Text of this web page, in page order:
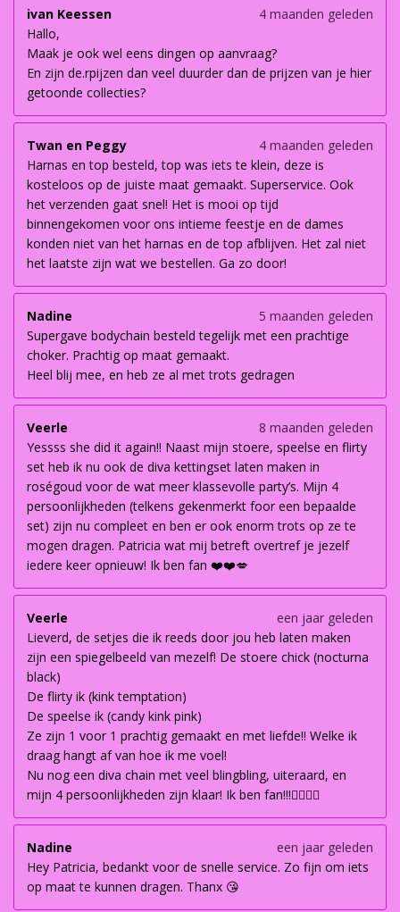
ivan Keessen
4 maanden geleden
Hallo,
Maak je ook wel eens dingen op aanvraag?
En zijn de.rpijzen dan veel duurder dan de prijzen van je hier
getoonde collecties?
Twan en Peggy
4 maanden geleden
Harnas en top besteld, top was iets te klein, deze is
kosteloos op de juiste maat gemaakt. Superservice. Ook
het verzenden gaat snel! Het is mooi op tijd
binnengekomen voor ons intieme feestje en de dames
konden niet van het harnas en de top afblijven. Het zal niet
het laatste zijn wat we bestellen. Ga zo door!
Nadine
5 maanden geleden
Supergave bodychain besteld tegelijk met een prachtige
choker. Prachtig op maat gemaakt.
Heel blij mee, en heb ze al met trots gedragen
Veerle
8 maanden geleden
Yessss she did it again!! Naast mijn stoere, speelse en flirty
set heb ik nu ook de diva kettingset laten maken in
roségoud voor de wat meer klassevolle party’s. Mijn 4
persoonlijkheden (telkens gekenmerkt foor een bepaalde
set) zijn nu compleet en ben er ook enorm trots op ze te
mogen dragen. Patricia wat mij betreft overtref je jezelf
iedere keer opnieuw! Ik ben fan ❤️❤️💋
Veerle
een jaar geleden
Lieverd, de setjes die ik reeds door jou heb laten maken
zijn een spiegelbeeld van mezelf! De stoere chick (nocturna
black)
De flirty ik (kink temptation)
De speelse ik (candy kink pink)
Ze zijn 1 voor 1 prachtig gemaakt en met liefde!! Welke ik
draag hangt af van hoe ik me voel!
Nu nog een diva chain met veel blingbling, uiteraard, en
mijn 4 persoonlijkheden zijn klaar! Ik ben fan!!!👌🏽👌🏽
Nadine
een jaar geleden
Hey Patricia, bedankt voor de snelle service. Zo fijn om iets
op maat te kunnen dragen. Thanx 😘